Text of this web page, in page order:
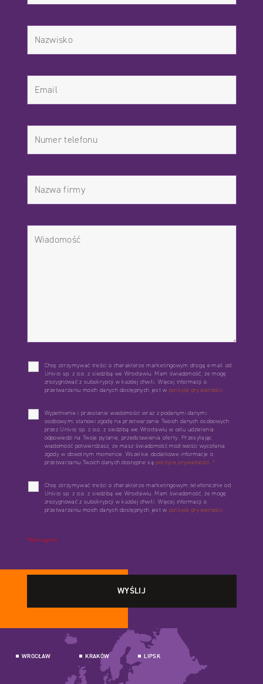
Chcę otrzymywać treści o charakterze marketingowym drogą e-mail od
Univio sp. z o.o. z siedzibą we Wrocławiu. Mam świadomość, że mogę
zrezygnować z subskrypcji w każdej chwili. Więcej informacji o
przetwarzaniu moich danych dostępnych jest w polityce prywatności.
Wypełnienie i przesłanie wiadomości wraz z podanymi danymi
osobowymi stanowi zgodę na przetwarzanie Twoich danych osobowych
przez Univio sp. z o.o. z siedzibą we Wrocławiu w celu udzielenia
odpowiedzi na Twoje pytanie, przedstawienia oferty. Przesyłając
wiadomość potwierdzasz, że masz świadomość możliwości wycofania
zgody w dowolnym momencie. Wszelkie dodatkowe informacje o
przetwarzaniu Twoich danych dostępne sąpolityce prywatności. *
Chcę otrzymywać treści o charakterze marketingowym telefonicznie od
Univio sp. z o.o. z siedzibą we Wrocławiu. Mam świadomość, że mogę
zrezygnować z subskrypcji w każdej chwili. Więcej informacji o
przetwarzaniu moich danych dostępnych jest w polityce prywatności.
*Wymagane
WROCŁAW KRAKÓW LIPSK